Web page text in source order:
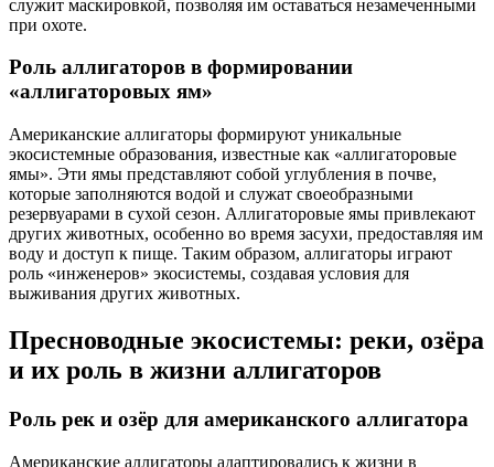
служит маскировкой, позволяя им оставаться незамеченными
при охоте.
Роль аллигаторов в формировании
«аллигаторовых ям»
Американские аллигаторы формируют уникальные
экосистемные образования, известные как «аллигаторовые
ямы». Эти ямы представляют собой углубления в почве,
которые заполняются водой и служат своеобразными
резервуарами в сухой сезон. Аллигаторовые ямы привлекают
других животных, особенно во время засухи, предоставляя им
воду и доступ к пище. Таким образом, аллигаторы играют
роль «инженеров» экосистемы, создавая условия для
выживания других животных.
Пресноводные экосистемы: реки, озёра
и их роль в жизни аллигаторов
Роль рек и озёр для американского аллигатора
Американские аллигаторы адаптировались к жизни в